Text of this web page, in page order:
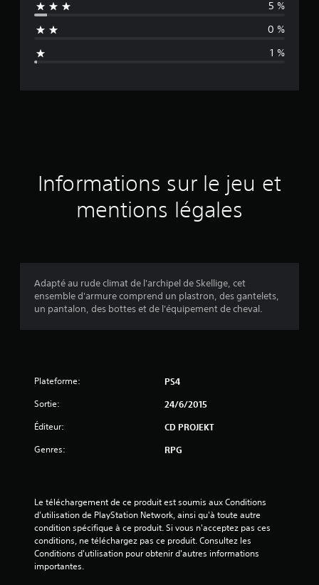
n
n
d
a
s
:
4
o
5 %
0 %
1 %
Informations sur le jeu et
mentions légales
Adapté au rude climat de l'archipel de Skellige, cet
ensemble d'armure comprend un plastron, des gantelets,
un pantalon, des bottes et de l'équipement de cheval.
Plateforme: PS4
Sortie: 24/6/2015
Éditeur: CD PROJEKT
Genres: RPG
Le téléchargement de ce produit est soumis aux Conditions
d'utilisation de PlayStation Network, ainsi qu'à toute autre
condition spécifique à ce produit. Si vous n'acceptez pas ces
conditions, ne téléchargez pas ce produit. Consultez les
Conditions d'utilisation pour obtenir d'autres informations
importantes.